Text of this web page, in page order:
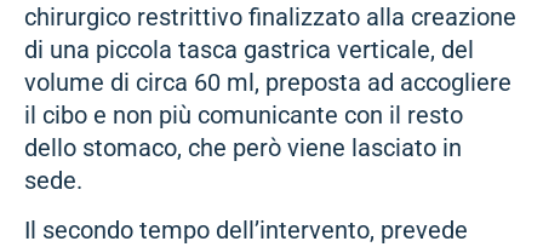
chirurgico restrittivo finalizzato alla creazione
di una piccola tasca gastrica verticale, del
volume di circa 60 ml, preposta ad accogliere
il cibo e non più comunicante con il resto
dello stomaco, che però viene lasciato in
sede.
Il secondo tempo dell’intervento, prevede